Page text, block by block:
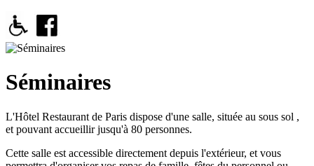
Séminaires
L'Hôtel Restaurant de Paris dispose d'une salle, située au sous sol ,
et pouvant accueillir jusqu'à 80 personnes.
Cette salle est accessible directement depuis l'extérieur, et vous